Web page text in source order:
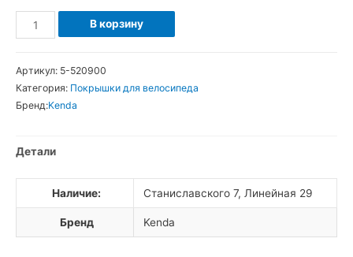
Количество
товара
27.5х2.1
Kenda
В корзину
Артикул: 5-520900
Категория: Покрышки для велосипеда
Бренд:Kenda
Детали
Наличие: Станиславского 7, Линейная 29
Бренд Kenda